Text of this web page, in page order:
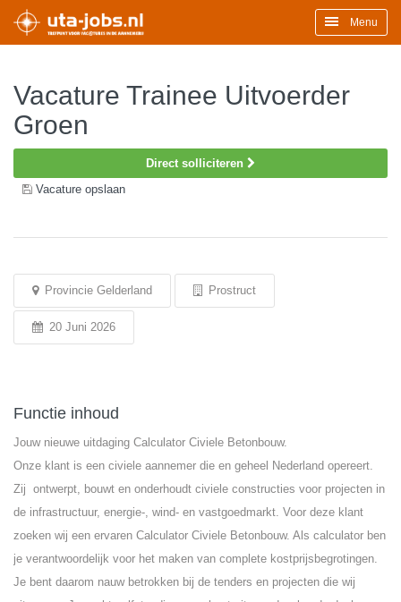
Menu
Vacature Trainee Uitvoerder
Groen
Direct solliciteren
Vacature opslaan
Provincie Gelderland Prostruct
20 Juni 2026
Functie inhoud
Jouw nieuwe uitdaging Calculator Civiele Betonbouw.
Onze klant is een civiele aannemer die en geheel Nederland opereert.
Zij ontwerpt, bouwt en onderhoudt civiele constructies voor projecten in
de infrastructuur, energie-, wind- en vastgoedmarkt. Voor deze klant
zoeken wij een ervaren Calculator Civiele Betonbouw. Als calculator ben
je verantwoordelijk voor het maken van complete kostprijsbegrotingen.
Je bent daarom nauw betrokken bij de tenders en projecten die wij